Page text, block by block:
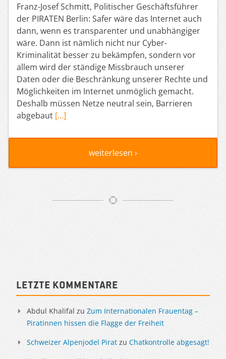
Franz-Josef Schmitt, Politischer Geschäftsführer
der PIRATEN Berlin: Safer wäre das Internet auch
dann, wenn es transparenter und unabhängiger
wäre. Dann ist nämlich nicht nur Cyber-
Kriminalität besser zu bekämpfen, sondern vor
allem wird der ständige Missbrauch unserer
Daten oder die Beschränkung unserer Rechte und
Möglichkeiten im Internet unmöglich gemacht.
Deshalb müssen Netze neutral sein, Barrieren
abgebaut […]
weiterlesen ›
Sidebar
Letzte Kommentare
Abdul Khalifal zu Zum Internationalen Frauentag –
Piratinnen hissen die Flagge der Freiheit
Schweizer Alpenjodel Pirat zu Chatkontrolle abgesagt!